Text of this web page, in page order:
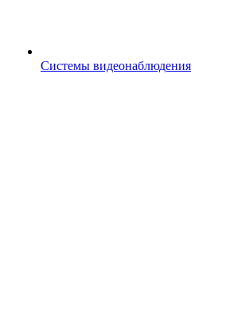
Системы видеонаблюдения